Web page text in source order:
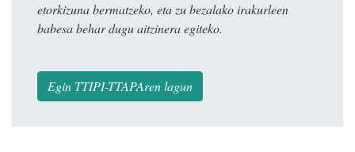
etorkizuna bermatzeko, eta zu bezalako irakurleen
babesa behar dugu aitzinera egiteko.
Egin TTIPI-TTAPAren lagun